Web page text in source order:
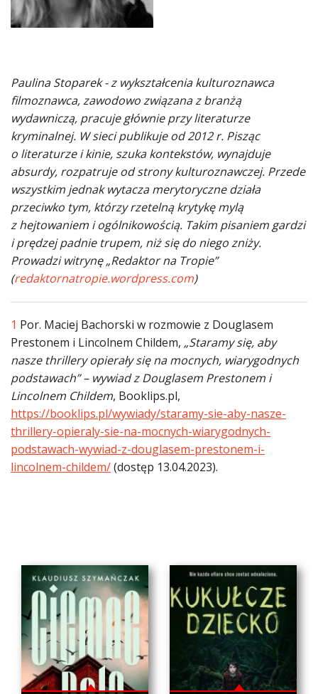
Paulina Stoparek - z wykształcenia kulturoznawca
filmoznawca, zawodowo związana z branżą
wydawniczą, pracuje głównie przy literaturze
kryminalnej. W sieci publikuje od 2012 r. Pisząc
o literaturze i kinie, szuka kontekstów, wynajduje
absurdy, rozpatruje od strony kulturoznawczej. Przede
wszystkim jednak wytacza merytoryczne działa
przeciwko tym, którzy rzetelną krytykę mylą
z hejtowaniem i ogólnikowością. Takim pisaniem gardzi
i prędzej padnie trupem, niż się do niego zniży.
Prowadzi witrynę „Redaktor na Tropie”
(redaktornatropie.wordpress.com)
1 Por. Maciej Bachorski w rozmowie z Douglasem
Prestonem i Lincolnem Childem, „Staramy się, aby
nasze thrillery opierały się na mocnych, wiarygodnych
podstawach” – wywiad z Douglasem Prestonem i
Lincolnem Childem, Booklips.pl,
https://booklips.pl/wywiady/staramy-sie-aby-nasze-
thrillery-opieraly-sie-na-mocnych-wiarygodnych-
podstawach-wywiad-z-douglasem-prestonem-i-
lincolnem-childem/(dostęp 13.04.2023).